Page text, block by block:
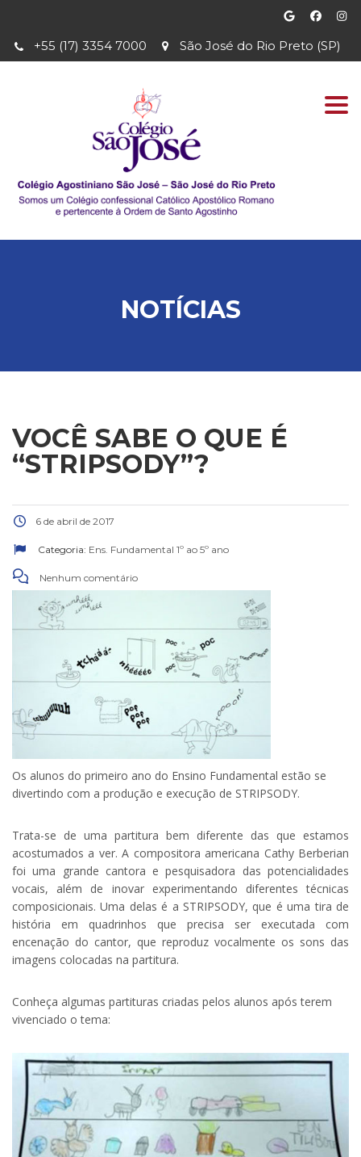
São José do Rio Preto (SP)
+55 (17) 3354 7000
NOTÍCIAS
VOCÊ SABE O QUE É
“STRIPSODY”?
6 de abril de 2017
Categoria: Ens. Fundamental 1º ao 5º ano
Nenhum comentário
Os alunos do primeiro ano do Ensino Fundamental estão se
divertindo com a produção e execução de STRIPSODY.
Trata-se de uma partitura bem diferente das que estamos
acostumados a ver. A compositora americana Cathy Berberian
foi uma grande cantora e pesquisadora das potencialidades
vocais, além de inovar experimentando diferentes técnicas
composicionais. Uma delas é a STRIPSODY, que é uma tira de
história em quadrinhos que precisa ser executada com
encenação do cantor, que reproduz vocalmente os sons das
imagens colocadas na partitura.
Conheça algumas partituras criadas pelos alunos após terem
vivenciado o tema: